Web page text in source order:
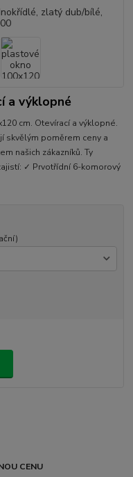
a výklopné
cm. Otevírací a výklopné.
skvělým poměrem ceny a
našich zákazníků. Ty
✓ Prvotřídní 6-komorový
CENU